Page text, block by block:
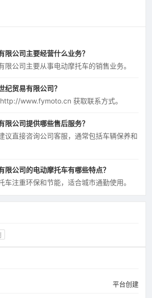
限公司主要经营什么业务？
限公司主要从事电动摩托车的销售业务。
纪贸易有限公司？
www.fymoto.cn 获取联系方式。
限公司提供哪些售后服务？
议直接咨询公司客服，通常包括车辆保养和
限公司的电动摩托车有哪些特点？
车注重环保和节能，适合城市通勤使用。
平台创建